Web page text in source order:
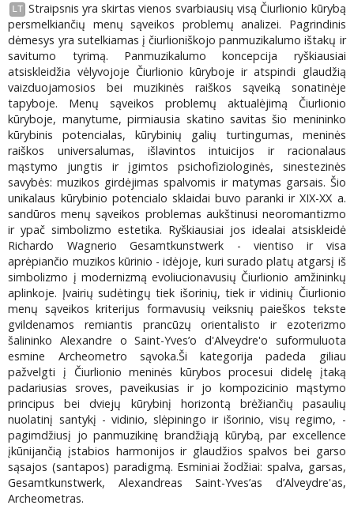
LT Straipsnis yra skirtas vienos svarbiausių visą Čiurlionio kūrybą
persmelkiančių menų sąveikos problemų analizei. Pagrindinis
dėmesys yra sutelkiamas į čiurlioniškojo panmuzikalumo ištakų ir
savitumo tyrimą. Panmuzikalumo koncepcija ryškiausiai
atsiskleidžia vėlyvojoje Čiurlionio kūryboje ir atspindi glaudžią
vaizduojamosios bei muzikinės raiškos sąveiką sonatinėje
tapyboje. Menų sąveikos problemų aktualėjimą Čiurlionio
kūryboje, manytume, pirmiausia skatino savitas šio menininko
kūrybinis potencialas, kūrybinių galių turtingumas, meninės
raiškos universalumas, išlavintos intuicijos ir racionalaus
mąstymo jungtis ir įgimtos psichofiziologinės, sinestezinės
savybės: muzikos girdėjimas spalvomis ir matymas garsais. Šio
unikalaus kūrybinio potencialo sklaidai buvo paranki ir XIX-XX a.
sandūros menų sąveikos problemas aukštinusi neoromantizmo
ir ypač simbolizmo estetika. Ryškiausiai jos idealai atsiskleidė
Richardo Wagnerio Gesamtkunstwerk - vientiso ir visa
aprėpiančio muzikos kūrinio - idėjoje, kuri surado platų atgarsį iš
simbolizmo į modernizmą evoliucionavusių Čiurlionio amžininkų
aplinkoje. Įvairių sudėtingų tiek išorinių, tiek ir vidinių Čiurlionio
menų sąveikos kriterijus formavusių veiksnių paieškos tekste
gvildenamos remiantis prancūzų orientalisto ir ezoterizmo
šalininko Alexandre o Saint-Yves’o d'Alveydre'o suformuluota
esmine Archeometro sąvoka.Ši kategorija padeda giliau
pažvelgti į Čiurlionio meninės kūrybos procesui didelę įtaką
padariusias sroves, paveikusias ir jo kompozicinio mąstymo
principus bei dviejų kūrybinį horizontą brėžiančių pasaulių
nuolatinį santykį - vidinio, slėpiningo ir išorinio, visų regimo, -
pagimdžiusį jo panmuzikinę brandžiąją kūrybą, par excellence
įkūnijančią įstabios harmonijos ir glaudžios spalvos bei garso
sąsajos (santapos) paradigmą. Esminiai žodžiai: spalva, garsas,
Gesamtkunstwerk, Alexandreas Saint-Yves’as d’Alveydre'as,
Archeometras.